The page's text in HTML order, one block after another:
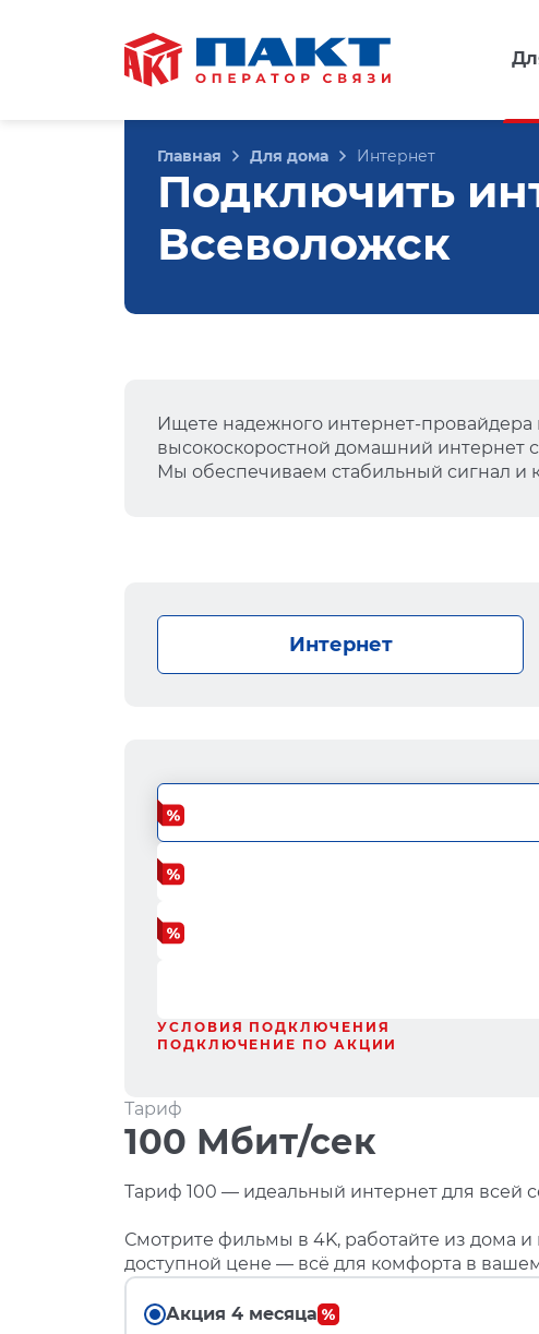
Главная Для дома Интернет
Подключить
Всеволожск
Ищете надежного интернет-провайдера
высокоскоростной домашний интернет
Мы обеспечиваем стабильный сигнал и
Интернет
УСЛОВИЯ ПОДКЛЮЧЕНИЯ
ПОДКЛЮЧЕНИЕ ПО АКЦИИ
Тариф
100 Мбит/сек
Тариф 100 — идеальный интернет для всей
Смотрите фильмы в 4K, работайте из дома
доступной цене — всё для комфорта в
Акция 4 месяца